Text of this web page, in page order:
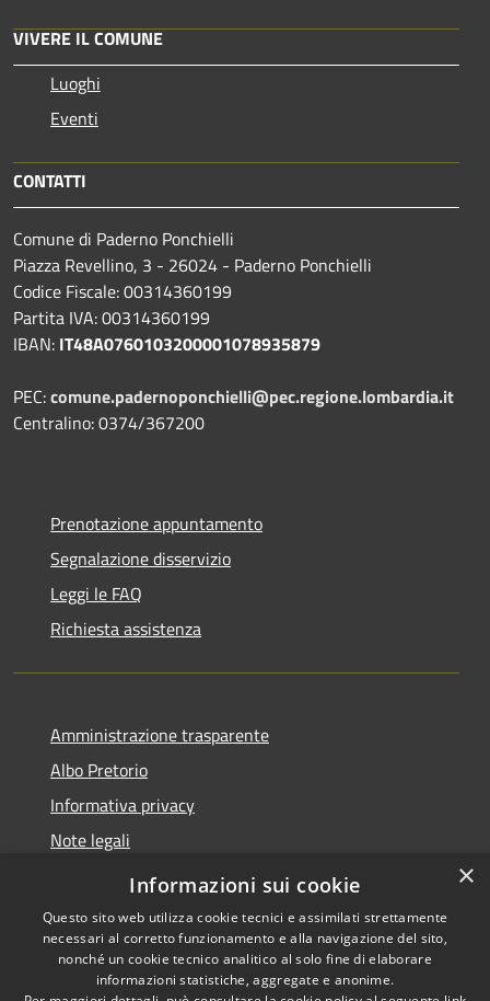
VIVERE IL COMUNE
Luoghi
Eventi
CONTATTI
Comune di Paderno Ponchielli
Piazza Revellino, 3 - 26024 - Paderno Ponchielli
Codice Fiscale: 00314360199
Partita IVA: 00314360199
IBAN: IT48A0760103200001078935879
PEC:comune.padernoponchielli@pec.regione.lombardia.it
Centralino: 0374/367200
Prenotazione appuntamento
Segnalazione disservizio
Leggi le FAQ
Richiesta assistenza
Amministrazione trasparente
Albo Pretorio
Informativa privacy
Note legali
Dichiarazione di accessibilità 2025
Copyright © 2026 • Comune di
×
Informazioni sui cookie
Questo sito web utilizza cookie tecnici e assimilati strettamente
necessari al corretto funzionamento e alla navigazione del sito,
nonché un cookie tecnico analitico al solo fine di elaborare
informazioni statistiche, aggregate e anonime.